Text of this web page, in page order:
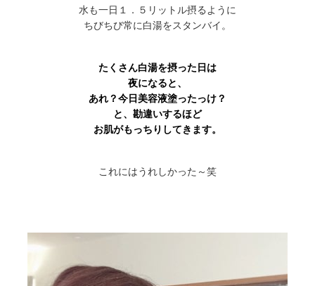
水も一日１．５リットル摂るように
ちびちび常に白湯をスタンバイ。
たくさん白湯を摂った日は
夜になると、
あれ？今日美容液塗ったっけ？
と、勘違いするほど
お肌がもっちりしてきます。
これにはうれしかった～笑